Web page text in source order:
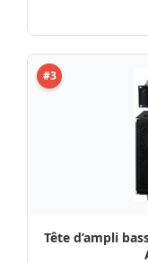
#3
Tête d’ampli